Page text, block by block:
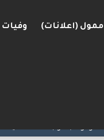
(اعلانات) وفيات